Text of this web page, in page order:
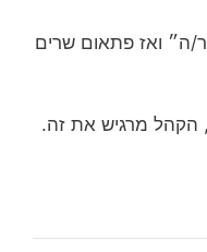
ה״ ואז פתאום שרים
הקהל מרגיש את זה.